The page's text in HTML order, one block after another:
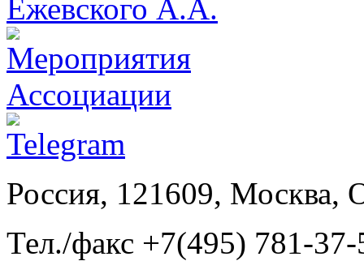
Россия, 121609, Москва,
Тел./факс +7(495) 781-37-